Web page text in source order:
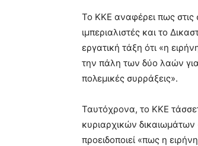
Το ΚΚΕ αναφέρει πως στις
ιμπεριαλιστές και το
εργατική τάξη ότι «η
την πάλη των δύο λαών για
πολεμικές συρράξεις».
Ταυτόχρονα, το ΚΚΕ
κυριαρχικών
προειδοποιεί «πως η